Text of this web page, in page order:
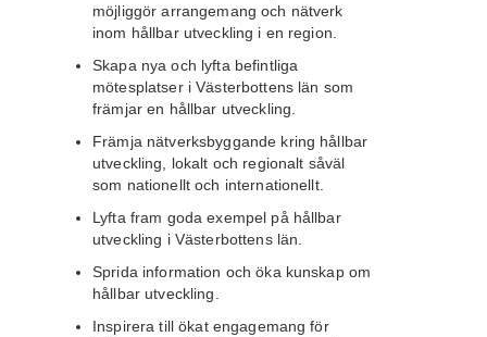
möjliggör arrangemangoch nätverk
inom hållbar utveckling i en region.
Skapa nya och lyfta befintliga
mötesplatser i Västerbottens län som
främjar en hållbar utveckling.
Främja nätverksbyggande kring hållbar
utveckling, lokalt och regionalt såväl
som nationellt och internationellt.
Lyfta fram goda exempel på hållbar
utveckling i Västerbottens län.
Sprida information och öka kunskap om
hållbar utveckling.
Inspirera till ökat engagemang för